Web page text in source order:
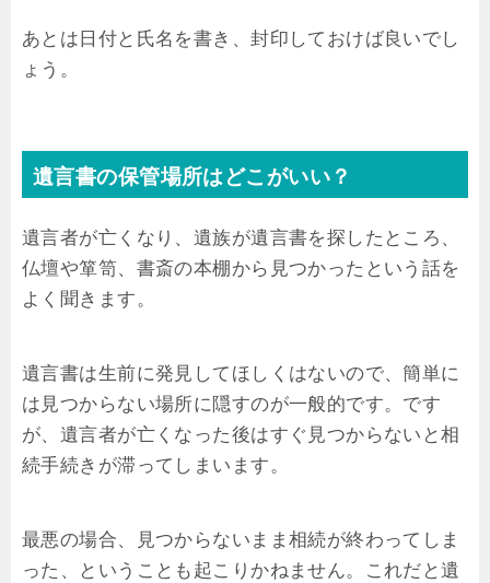
あとは日付と氏名を書き、封印しておけば良いでし
ょう。
遺言書の保管場所はどこがいい？
遺言者が亡くなり、遺族が遺言書を探したところ、
仏壇や箪笥、書斎の本棚から見つかったという話を
よく聞きます。
遺言書は生前に発見してほしくはないので、簡単に
は見つからない場所に隠すのが一般的です。です
が、遺言者が亡くなった後はすぐ見つからないと相
続手続きが滞ってしまいます。
最悪の場合、見つからないまま相続が終わってしま
った、ということも起こりかねません。これだと遺